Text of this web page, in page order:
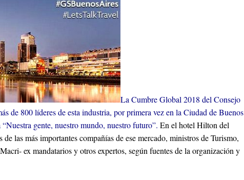
La Cumbre Global 2018 del Consejo
de 800 líderes de esta industria, por primera vez en la Ciudad de Buenos
gente, nuestro mundo, nuestro futuro”. En el hotel Hilton del
las más importantes compañías de ese mercado, ministros de Turismo,
ex mandatarios y otros expertos, según fuentes de la organización y